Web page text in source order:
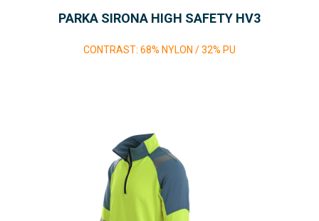
PARKA SIRONA HIGH SAFETY HV3
CONTRAST: 68% NYLON / 32% PU